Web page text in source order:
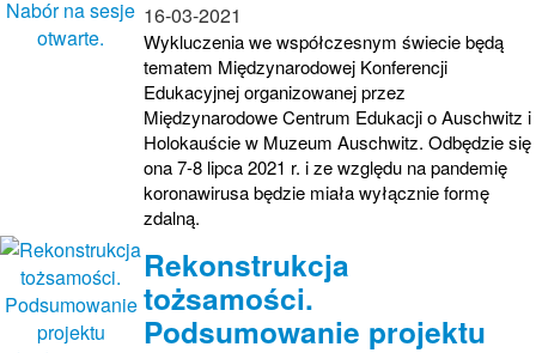
16-03-2021
Wykluczenia we współczesnym świecie będą
tematem Międzynarodowej Konferencji
Edukacyjnej organizowanej przez
Międzynarodowe Centrum Edukacji o Auschwitz i
Holokauście w Muzeum Auschwitz. Odbędzie się
ona 7-8 lipca 2021 r. i ze względu na pandemię
koronawirusa będzie miała wyłącznie formę
zdalną.
Rekonstrukcja
tożsamości.
Podsumowanie projektu